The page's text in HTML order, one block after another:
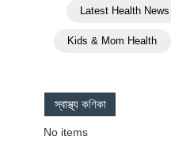
Latest Health News
Kids & Mom Health
স্বাস্থ্য কণিকা
No items